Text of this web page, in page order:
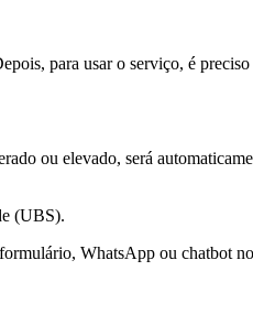
para usar o serviço, é
ou elevado, será
(UBS).
WhatsApp ou chatbot